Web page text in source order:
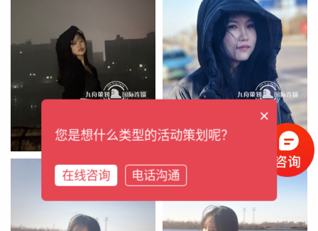
×
您是想什么类型的活动策划呢？
在线咨询 电话沟通